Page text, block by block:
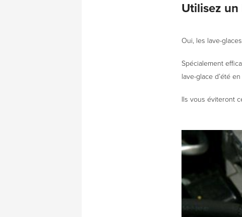
Utilisez un
Oui, les lave-
Spécialement
lave-glace d’été
Ils vous éviteront